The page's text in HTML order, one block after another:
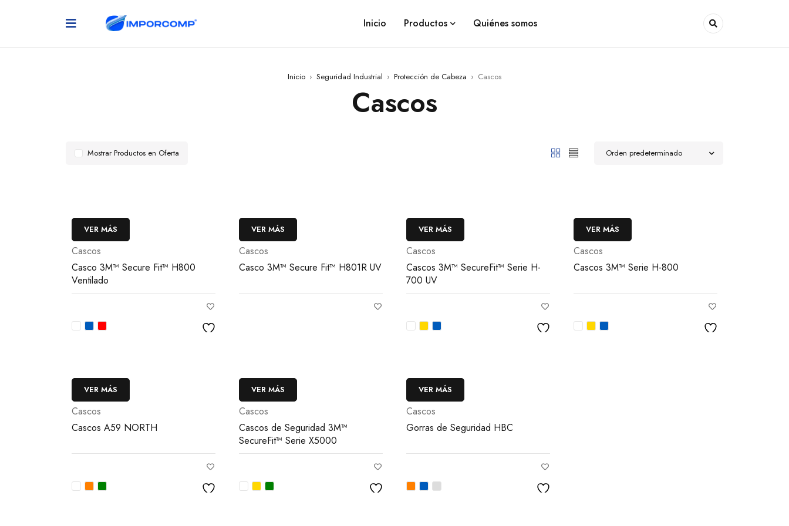
Inicio Productos Quiénes somos
Inicio › Seguridad Industrial › Protección de Cabeza › Cascos
Cascos
Orden predeterminado
Mostrar Productos en Oferta
VER MÁS
Cascos
Casco 3M™ Secure Fit™ H800
Ventilado
VER MÁS
Cascos
Casco 3M™ Secure Fit™ H801R UV
VER MÁS
Cascos
Cascos 3M™ SecureFit™ Serie H-
700 UV
VER MÁS
Cascos
Cascos 3M™ Serie H-800
VER MÁS
Cascos
Cascos A59 NORTH
VER MÁS
Cascos
Cascos de Seguridad 3M™
SecureFit™ Serie X5000
VER MÁS
Cascos
Gorras de Seguridad HBC